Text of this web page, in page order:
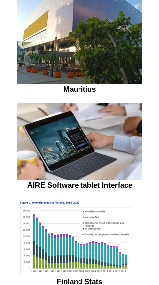
Mauritius
AIRE Software tablet Interface
Finland Stats